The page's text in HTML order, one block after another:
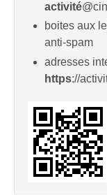
activité
boites aux
anti-spam
adresses
https://